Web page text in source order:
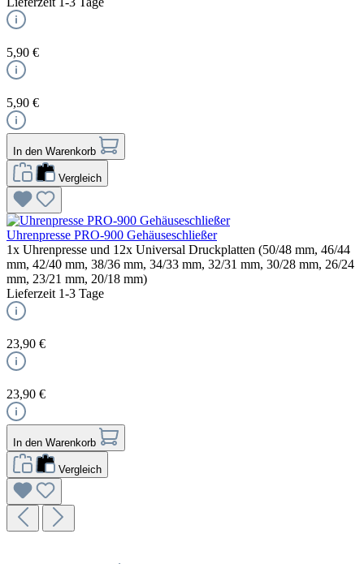
5,90 €
5,90 €
In den Warenkorb
Vergleich
Uhrenpresse PRO-900 Gehäuseschließer
1x Uhrenpresse und 12x Universal Druckplatten (50/48 mm, 46/44
mm, 42/40 mm, 38/36 mm, 34/33 mm, 32/31 mm, 30/28 mm, 26/24
mm, 23/21 mm, 20/18 mm)
Lieferzeit 1-3 Tage
23,90 €
23,90 €
In den Warenkorb
Vergleich